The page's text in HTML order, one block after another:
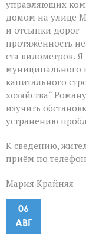
управляющих
домом на улице
и отсыпки дорог
протяжённость
ста километров.
муниципального
капитального
хозяйства“
изучить
устранению
К сведению,
приём по
Мария Крайняя
06
АВГ